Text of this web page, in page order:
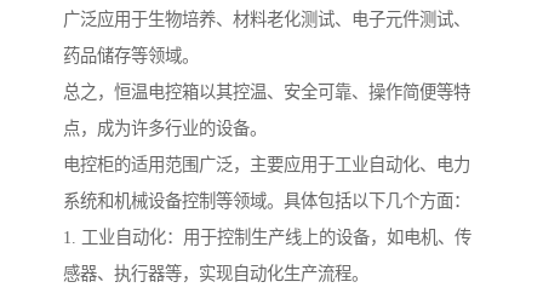
广泛应用于生物培养、材料老化测试、电子元件测试、
药品储存等领域。
总之，恒温电控箱以其控温、安全可靠、操作简便等特
点，成为许多行业的设备。
电控柜的适用范围广泛，主要应用于工业自动化、电力
系统和机械设备控制等领域。具体包括以下几个方面：
1. 工业自动化：用于控制生产线上的设备，如电机、传
感器、执行器等，实现自动化生产流程。